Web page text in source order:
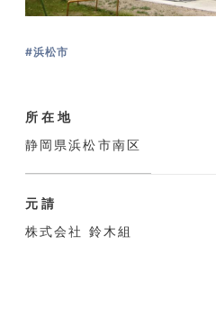
#浜松市
所在地
静岡県浜松市南区
元請
株式会社 鈴木組